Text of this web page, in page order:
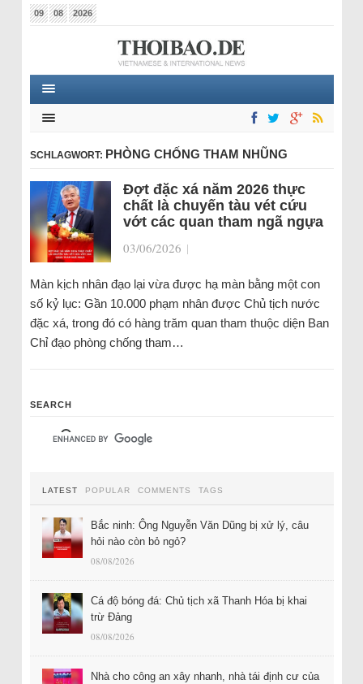
09 08 2026
SCHLAGWORT: PHÒNG CHỐNG THAM NHŨNG
Đợt đặc xá năm 2026 thực
chất là chuyến tàu vét cứu
vớt các quan tham ngã ngựa
03/06/2026 |
Màn kịch nhân đạo lại vừa được hạ màn bằng một con
số kỷ lục: Gần 10.000 phạm nhân được Chủ tịch nước
đặc xá, trong đó có hàng trăm quan tham thuộc diện Ban
Chỉ đạo phòng chống tham…
SEARCH
LATEST POPULAR COMMENTS TAGS
Bắc ninh: Ông Nguyễn Văn Dũng bị xử lý, câu
hỏi nào còn bỏ ngỏ?
08/08/2026
Cá độ bóng đá: Chủ tịch xã Thanh Hóa bị khai
trừ Đảng
08/08/2026
Nhà cho công an xây nhanh, nhà tái định cư của